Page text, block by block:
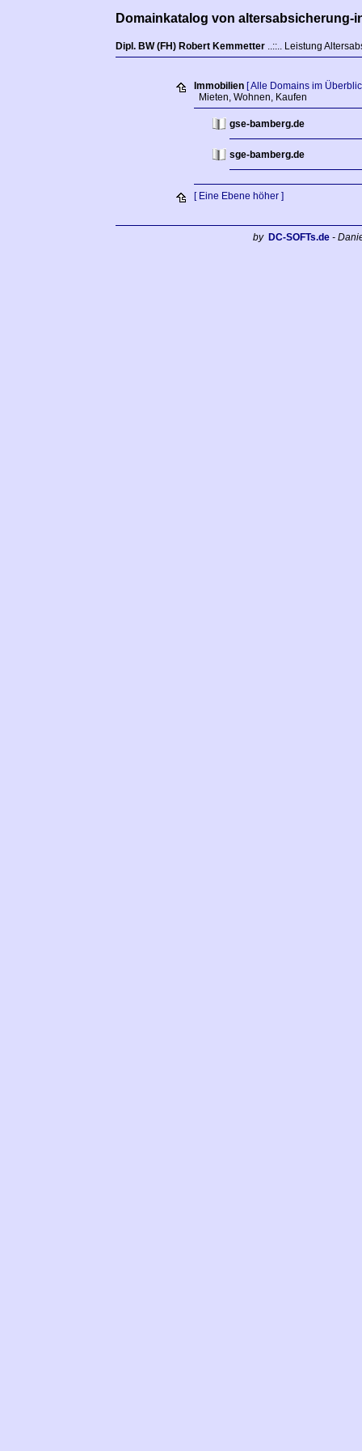
Domainkatalog von altersabsicherung-
Dipl. BW (FH) Robert Kemmetter ..::.. Leistung
Immobilien [ Alle Domains im
Mieten, Wohnen, Kaufen
gse-bamberg.de
sge-bamberg.de
[ Eine Ebene höher ]
by DC-SOFTs.de -